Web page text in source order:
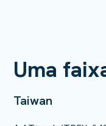
Uma
Taiwan